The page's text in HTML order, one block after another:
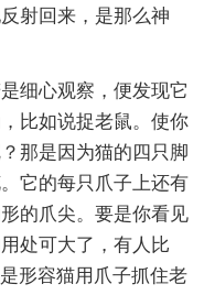
射回来，是那么神
细心观察，便发现它
比如说捉老鼠。使你
那是因为猫的四只脚
它的每只爪子上还有
的爪尖。要是你看见
处可大了，有人比
形容猫用爪子抓住老